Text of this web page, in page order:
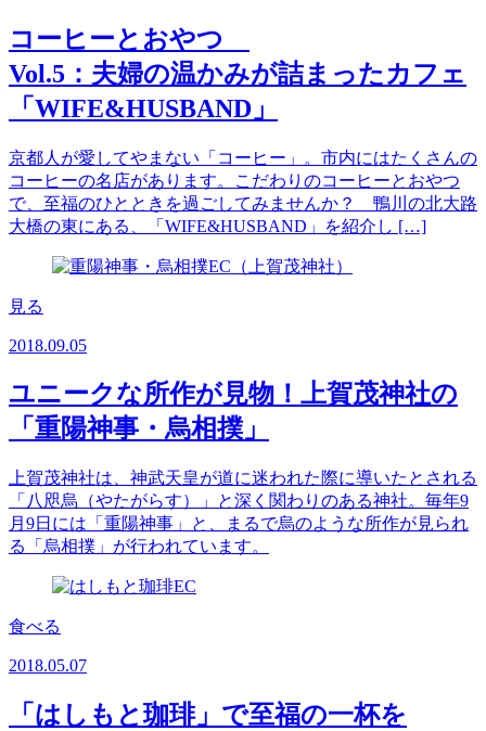
コーヒーとおやつ
Vol.5：夫婦の温かみが詰まったカフェ
「WIFE&HUSBAND」
京都人が愛してやまない「コーヒー」。市内にはたくさんの
コーヒーの名店があります。こだわりのコーヒーとおやつ
で、至福のひとときを過ごしてみませんか？ 鴨川の北大路
大橋の東にある、「WIFE&HUSBAND」を紹介し […]
見る
2018.09.05
ユニークな所作が見物！上賀茂神社の
「重陽神事・烏相撲」
上賀茂神社は、神武天皇が道に迷われた際に導いたとされる
「八咫烏（やたがらす）」と深く関わりのある神社。毎年9
月9日には「重陽神事」と、まるで烏のような所作が見られ
る「烏相撲」が行われています。
食べる
2018.05.07
「はしもと珈琲」で至福の一杯を